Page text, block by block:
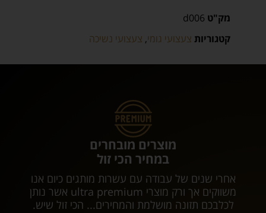
מק"ט d006
קטגוריות צעצועי גומי, צעצועי נשיכה
מוצרים מובחרים
במחיר הכי זול
אחרי שנים של עבודה עם עשרות מותגים כיום אנו
משווקים אך ורק מוצרי ultra premium אשר נותן
לכלבכם תזונה מושלמת והמחירים... הכי זול שיש.